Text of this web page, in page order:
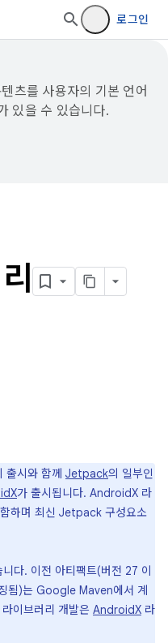
로그인
츠를 사용자의 기본 언어
있을 수 있습니다.
시와 함께 Jetpack의 일부인
가 출시됩니다. AndroidX 라
하며 최신 Jetpack 구성요소
다. 이전 아티팩트(버전 27 이
됨)는 Google Maven에서 계
이브러리 개발은 AndroidX 라